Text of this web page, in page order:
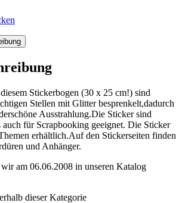
Stickerbogen (30 x 25 cm!) sind
Stellen mit Glitter besprenkelt,dadurch
Ausstrahlung.Die Sticker sind
für Scrapbooking geeignet. Die Sticker
erhältlich.Auf den Stickerseiten finden
und Anhänger.
am 06.06.2008 in unseren Katalog
dieser Kategorie